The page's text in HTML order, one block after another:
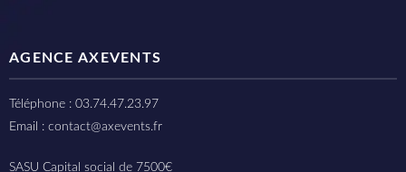
AGENCE AXEVENTS
Téléphone : 03.74.47.23.97
Email : contact@axevents.fr
SASU Capital social de 7500€